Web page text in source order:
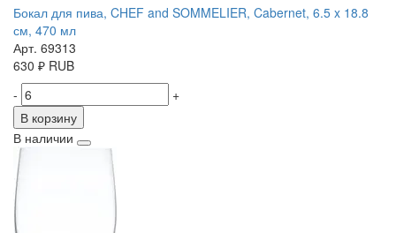
Бокал для пива, CHEF and SOMMELIER, Cabernet, 6.5 x 18.8
см, 470 мл
Арт. 69313
630 ₽ RUB
-
+
В корзину
В наличии